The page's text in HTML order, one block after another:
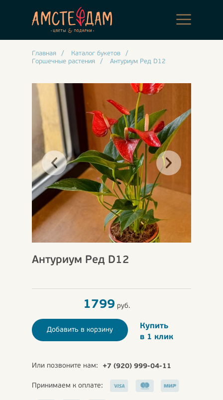
Главная / Каталог букетов
/
Горшечные растения
/ Антуриум Ред D12
Антуриум Ред D12
1799 руб.
Добавить в корзину
Купить
в 1 клик
Или позвоните нам: +7 (920) 999-04-11
Принимаем к оплате: